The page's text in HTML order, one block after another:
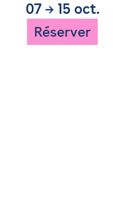
07→ 15 oct.
Réserver